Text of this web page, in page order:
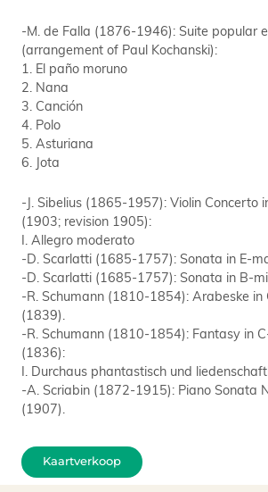
-M. de Falla (1876-1946): Suite popular
(arrangement of Paul Kochanski):
1. El paño moruno
2. Nana
3. Canción
4. Polo
5. Asturiana
6. Jota
-J. Sibelius (1865-1957): Violin Concerto
(1903; revision 1905):
I. Allegro moderato
-D. Scarlatti (1685-1757): Sonata in E-
-D. Scarlatti (1685-1757): Sonata in B-
-R. Schumann (1810-1854): Arabeske in
(1839).
-R. Schumann (1810-1854): Fantasy in
(1836):
I. Durchaus phantastisch und
-A. Scriabin (1872-1915): Piano Sonata
(1907).
Kaartverkoop